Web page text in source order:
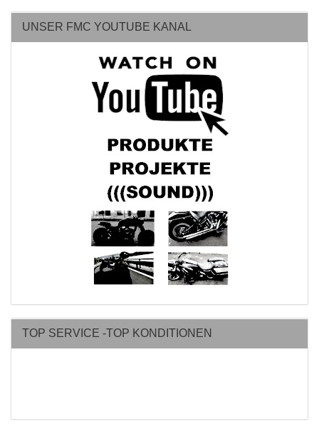
UNSER FMC YOUTUBE KANAL
TOP SERVICE -TOP KONDITIONEN